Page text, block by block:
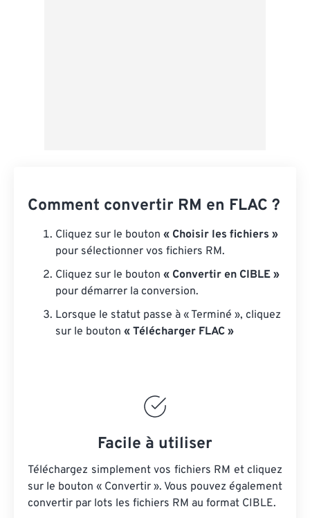
Comment convertir RM en FLAC ?
Cliquez sur le bouton « Choisir les fichiers »
pour sélectionner vos fichiers RM.
Cliquez sur le bouton « Convertir en CIBLE »
pour démarrer la conversion.
Lorsque le statut passe à « Terminé », cliquez
sur le bouton « Télécharger FLAC »
Facile à utiliser
Téléchargez simplement vos fichiers RM et cliquez
sur le bouton « Convertir ». Vous pouvez également
convertir par lots les fichiers RM au format CIBLE.